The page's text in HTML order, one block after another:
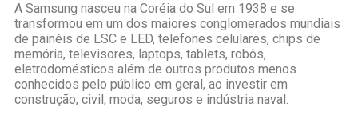
A Samsung nasceu na Coréia do Sul em 1938 e se
transformou em um dos maiores conglomerados mundiais
de painéis de LSC e LED, telefones celulares, chips de
memória, televisores, laptops, tablets, robôs,
eletrodomésticos além de outros produtos menos
conhecidos pelo público em geral, ao investir em
construção, civil, moda, seguros e indústria naval.